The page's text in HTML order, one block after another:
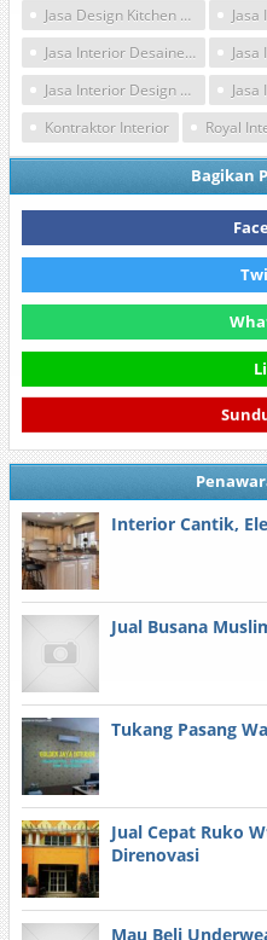
Jasa Design Kitchen Set
Jasa Interior Desainer Di Tangerang
Jasa Interior Design Murah
Kontraktor Interior
Royal
Bagikan
Interior Cantik,
Jual Busana
Tukang Pasang
Jual Cepat Ruko
Direnovasi
Mau Beli